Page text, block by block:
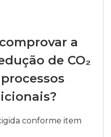
a
de CO₂
conforme item